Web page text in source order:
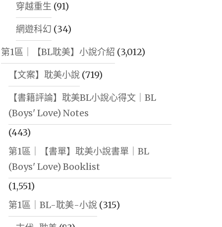
穿越重生 (91)
網遊科幻 (34)
第1區｜【BL耽美】小說介紹 (3,012)
【文案】耽美小說(719)
【書籍評論】耽美BL小說心得文｜BL
(Boys' Love) Notes
(443)
第1區｜【書單】耽美小說書單｜BL
(Boys' Love) Booklist
(1,551)
第1區｜BL-耽美-小說(315)